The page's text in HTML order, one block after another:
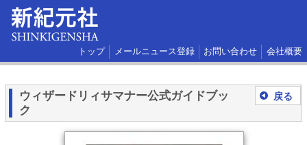
トップ メールニュース登録 お問い合わせ 会社概要
戻る
ウィザードリィサマナー公式ガイドブッ
ク